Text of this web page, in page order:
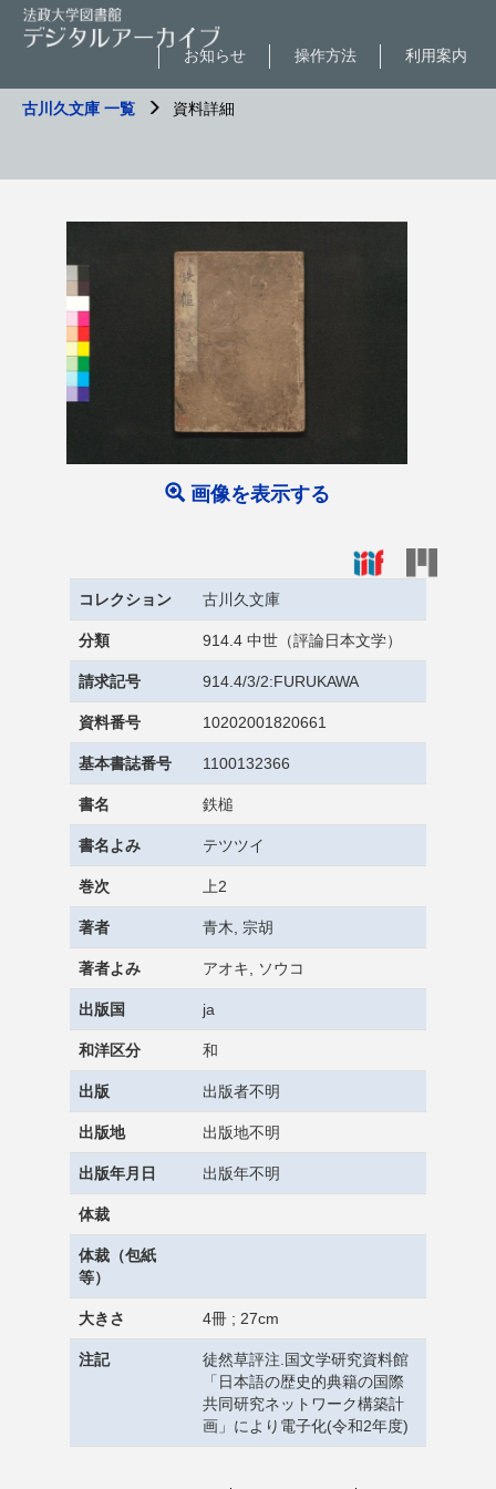
利用案内
操作方法
お知らせ
古川久文庫 一覧 資料詳細
画像を表示する
コレクション 古川久文庫
分類 914.4 中世（評論日本文学）
請求記号 914.4/3/2:FURUKAWA
資料番号 10202001820661
基本書誌番号 1100132366
書名 鉄槌
書名よみ テツツイ
巻次 上2
著者 青木, 宗胡
著者よみ アオキ, ソウコ
出版国 ja
和洋区分 和
出版 出版者不明
出版地 出版地不明
出版年月日 出版年不明
体裁
体裁（包紙
等）
大きさ 4冊 ; 27cm
注記
徒然草評注.国文学研究資料館
「日本語の歴史的典籍の国際
共同研究ネットワーク構築計
画」により電子化(令和2年度)